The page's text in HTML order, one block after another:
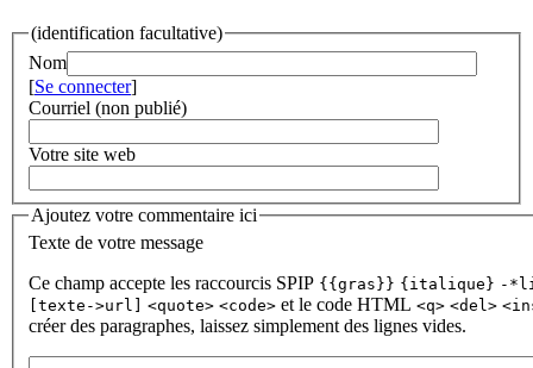
(identification facultative)
Nom
[Se connecter]
Courriel (non publié)
Votre site web
Ajoutez votre commentaire ici
Texte de votre message
Ce champ accepte les raccourcis SPIP {{gras}} {italique} -
[texte->url]
<quote> <code> et le code HTML <q> <del>
créer des paragraphes, laissez simplement des lignes vides.